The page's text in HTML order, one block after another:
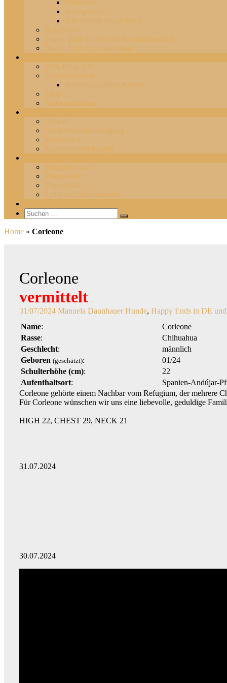
Podencos
Bodegueros
Alle Hunde von A bis Z
Reserviert
Happy Ends in DE und Nachbarländern
Happy Ends im Heimatland
SOS-Dogs e.V.
Partnertierheime
Halkidiki Animal Rescue
Shop
Linkempfehlung
Ablauf
Aufwandsentschädigung
MMK-Test
Krankenversicherung
Mitgliedschaft
Pflegestelle
Patenschaft
Geld- und Sachspenden
Suchen
nach:
Suchen
Home » Corleone
Corleone
vermittelt
31/07/2024 Manuela Daunhauer Hunde, Happy Ends in DE
Name: Corleone
Rasse: Chihuahua
Geschlecht: männlich
Geboren (geschätzt): 01/24
Schulterhöhe (cm): 22
Aufenthaltsort: Spanien-Andújar-
Corleone gehörte einem Nachbar vom Refugium, der mehrere
Für Corleone wünschen wir uns eine liebevolle, geduldige
HIGH 22, CHEST 29, NECK 21
31.07.2024
30.07.2024